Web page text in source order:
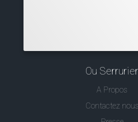
Ou Serrurier
A Propos
Contactez nous